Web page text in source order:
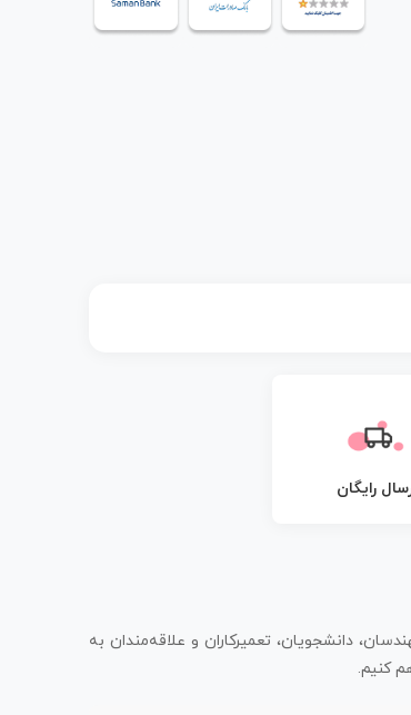
رایگان
دانشجویان، تعمیرکاران و علاقه‌مندان به
کنیم.